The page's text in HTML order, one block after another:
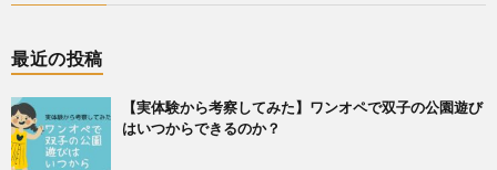
最近の投稿
【実体験から考察してみた】ワンオペで双子の公園遊び
はいつからできるのか？